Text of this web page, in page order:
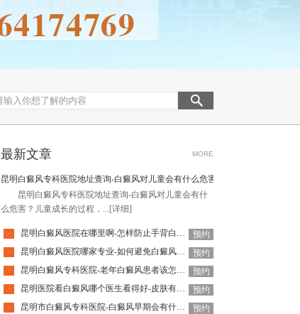
最新文章 MORE
昆明白癜风专科医院地址查询-白癜风对儿童会有什么危害
昆明白癜风专科医院地址查询-白癜风对儿童会有什
么危害？儿童成长的过程，... [详细]
· 昆明白癜风医院在哪里啊-怎样防止手背白癜风扩散呢
预约
·
昆明白癜风医院哪家专业-如何避免白癜风复发呢
预约
·
昆明白癜风专科医院-老年白癜风患者该怎么有效应对疾病
预约
·
昆明医院看白癜风哪个医生看得好-皮肤有白癜风后该怎么护理
预约
·
昆明市白癜风专科医院-白癜风早期会有什么症状
预约